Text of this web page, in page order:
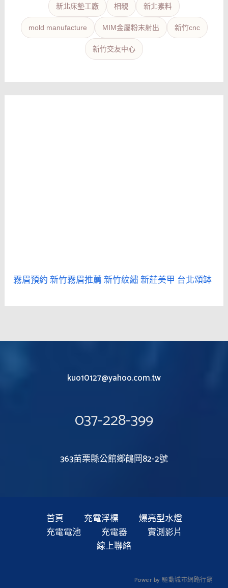
新北床墊工廠 相親 新北素料
mold manufacture MIM金屬粉末射出 新竹cnc
新竹交友中心
霧眉預約新竹霧眉推薦新竹紋繡新莊美甲 台北頌缽
kuo10127@yahoo.com.tw
037-228-399
363苗栗縣公館鄉鶴岡82-2號
首頁 充電浮標
爆亮型水燈
充電電池
充電器
實測影片
線上聯絡
Power by 驅動城市網路行銷